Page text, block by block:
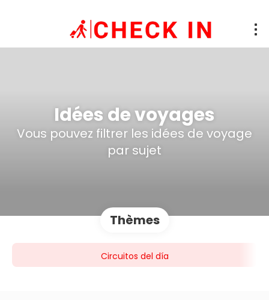
Idées de voyages
Vous pouvez filtrer les idées de voyage
par sujet
Thèmes
Circuitos del día